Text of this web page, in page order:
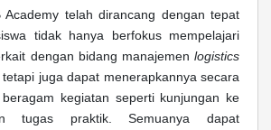
Academy telah dirancang dengan tepat
tidak hanya berfokus mempelajari
dengan bidang manajemen logistics
, tetapi juga dapat menerapkannya secara
kegiatan seperti kunjungan ke
tugas praktik. Semuanya dapat